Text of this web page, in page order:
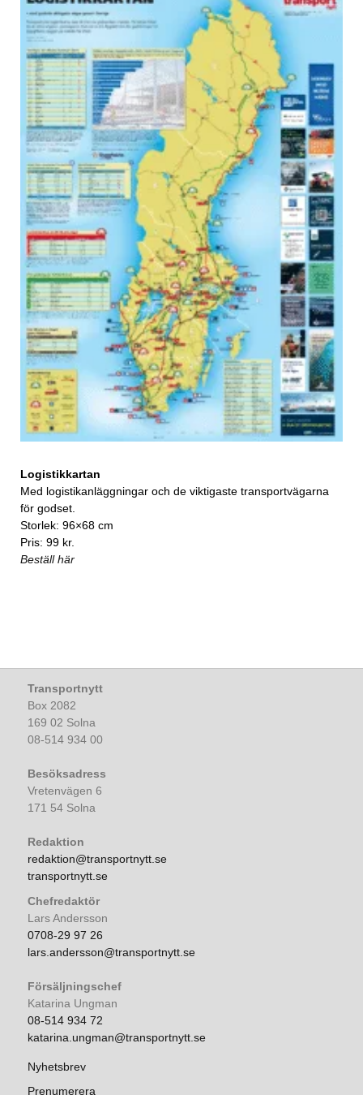
Logistikkartan
Med logistikanläggningar och de viktigaste transportvägarna
för godset.
Storlek: 96×68 cm
Pris: 99 kr.
Beställ här
Transportnytt
Box 2082
169 02 Solna
08-514 934 00
Besöksadress
Vretenvägen 6
171 54 Solna
Redaktion
redaktion@transportnytt.se
transportnytt.se
Chefredaktör
Lars Andersson
0708-29 97 26
lars.andersson@transportnytt.se
Försäljningschef
Katarina Ungman
08-514 934 72
katarina.ungman@transportnytt.se
Nyhetsbrev
Prenumerera